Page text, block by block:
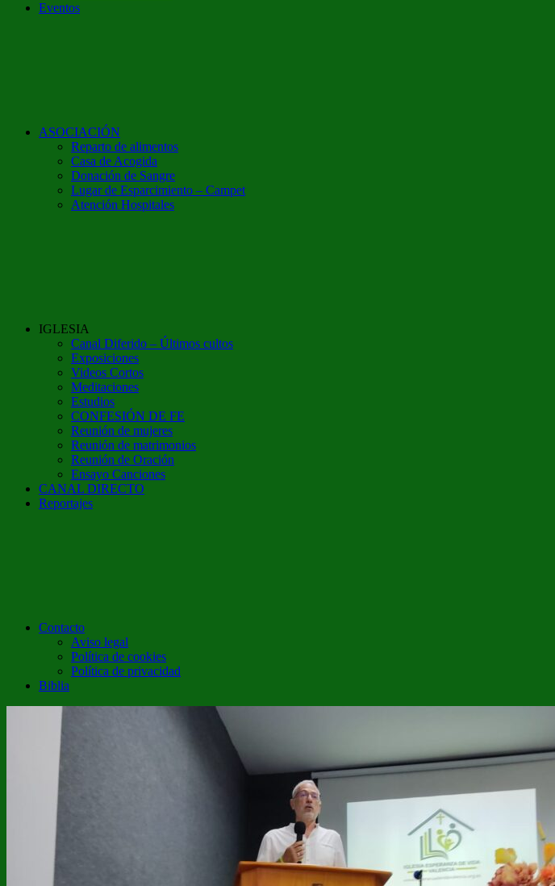
Eventos
ASOCIACIÓN
Reparto de alimentos
Casa de Acogida
Donación de Sangre
Lugar de Esparcimiento – Campet
Atención Hospitales
IGLESIA
Canal Diferido – Últimos cultos
Exposiciones
Videos Cortos
Meditaciones
Estudios
CONFESIÓN DE FE
Reunión de mujeres
Reunión de matrimonios
Reunión de Oración
Ensayo Canciones
CANAL DIRECTO
Reportajes
Contacto
Aviso legal
Política de cookies
Política de privacidad
Biblia